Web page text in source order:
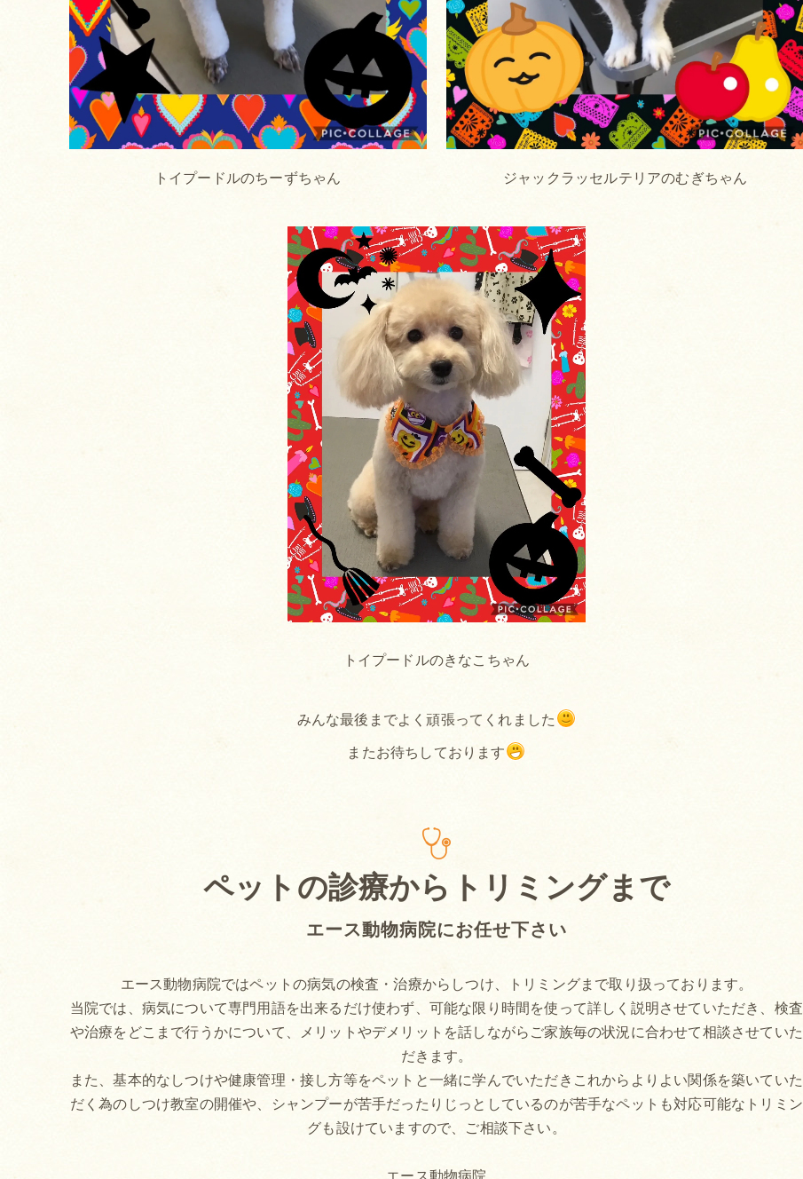
トイプードルのちーずちゃん ジャックラッセルテリアのむぎちゃん
トイプードルのきなこちゃん
みんな最後までよく頑張ってくれました
またお待ちしております
エース動物病院にお任せ下さい
ペットの診療からトリミングまで
エース動物病院ではペットの病気の検査・治療からしつけ、トリミングまで取り扱っております。
当院では、病気について専門用語を出来るだけ使わず、可能な限り時間を使って詳しく説明させていただき、検査
や治療をどこまで行うかについて、メリットやデメリットを話しながらご家族毎の状況に合わせて相談させていた
だきます。
また、基本的なしつけや健康管理・接し方等をペットと一緒に学んでいただきこれからよりよい関係を築いていた
だく為のしつけ教室の開催や、シャンプーが苦手だったりじっとしているのが苦手なペットも対応可能なトリミン
グも設けていますので、ご相談下さい。